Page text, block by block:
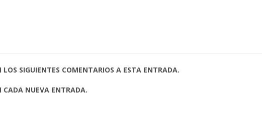
LOS SIGUIENTES COMENTARIOS A ESTA ENTRADA.
CADA NUEVA ENTRADA.